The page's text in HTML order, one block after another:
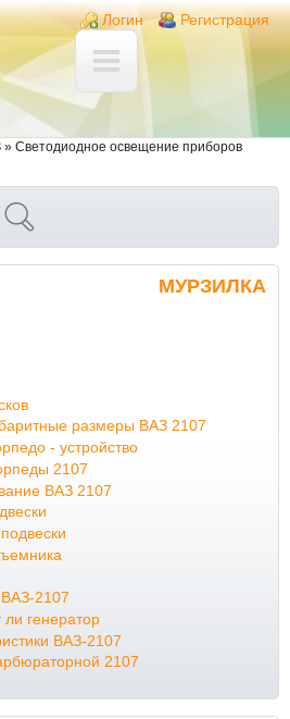
Login links
Логин Регистрация
» Светодиодное освещение приборов
МУРЗИЛКА
размеры ВАЗ 2107
- устройство
2107
ВАЗ 2107
2107
генератор
ВАЗ-2107
2107